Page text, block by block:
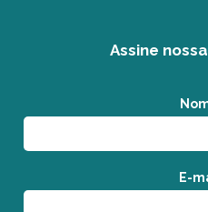
Assine
E-